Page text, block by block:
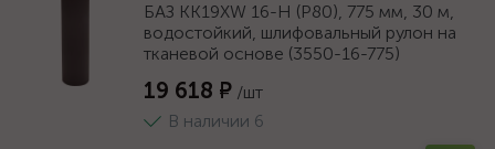
БАЗ KK19XW 16-H (Р80), 775 мм, 30 м,
водостойкий, шлифовальный рулон на
тканевой основе (3550-16-775)
19 618 ₽ /шт
В наличии 6